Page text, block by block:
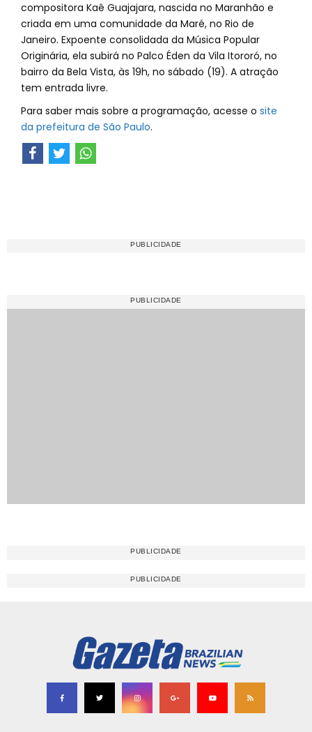
compositora Kaê Guajajara, nascida no Maranhão e
criada em uma comunidade da Maré, no Rio de
Janeiro. Expoente consolidada da Música Popular
Originária, ela subirá no Palco Éden da Vila Itororó, no
bairro da Bela Vista, às 19h, no sábado (19). A atração
tem entrada livre.
Para saber mais sobre a programação, acesse o site
da prefeitura de São Paulo.